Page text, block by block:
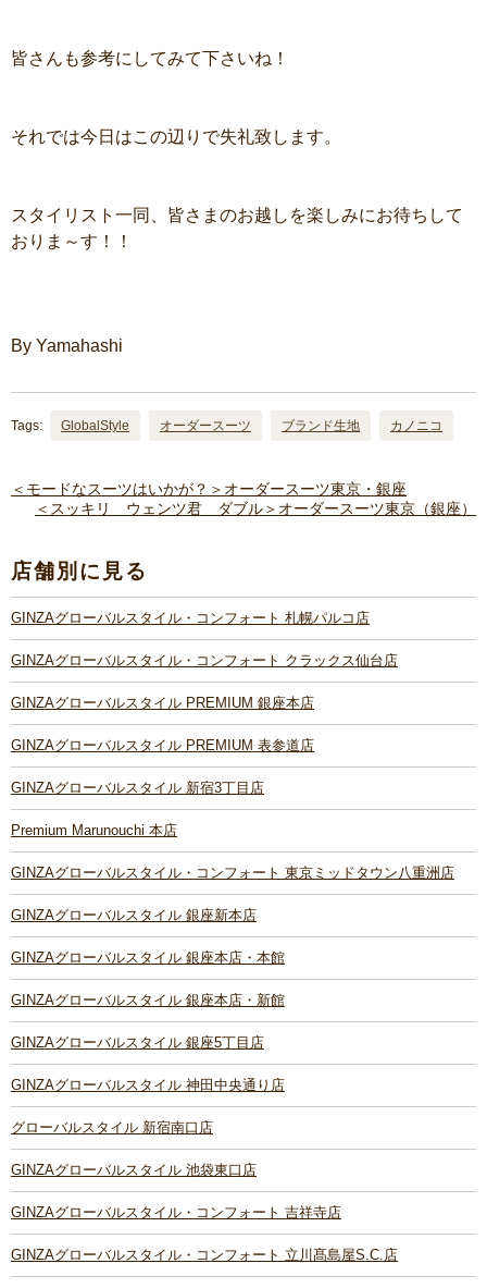
皆さんも参考にしてみて下さいね！
それでは今日はこの辺りで失礼致します。
スタイリスト一同、皆さまのお越しを楽しみにお待ちして
おりま～す！！
By Yamahashi
Tags: GlobalStyle オーダースーツ ブランド生地 カノニコ
＜モードなスーツはいかが？＞オーダースーツ東京・銀座
＜スッキリ ウェンツ君 ダブル＞オーダースーツ東京（銀座）
店舗別に見る
GINZAグローバルスタイル・コンフォート 札幌パルコ店
GINZAグローバルスタイル・コンフォート クラックス仙台店
GINZAグローバルスタイル PREMIUM 銀座本店
GINZAグローバルスタイル PREMIUM 表参道店
GINZAグローバルスタイル 新宿3丁目店
Premium Marunouchi 本店
GINZAグローバルスタイル・コンフォート 東京ミッドタウン八重洲店
GINZAグローバルスタイル 銀座新本店
GINZAグローバルスタイル 銀座本店・本館
GINZAグローバルスタイル 銀座本店・新館
GINZAグローバルスタイル 銀座5丁目店
GINZAグローバルスタイル 神田中央通り店
グローバルスタイル 新宿南口店
GINZAグローバルスタイル 池袋東口店
GINZAグローバルスタイル・コンフォート 吉祥寺店
GINZAグローバルスタイル・コンフォート 立川髙島屋S.C.店